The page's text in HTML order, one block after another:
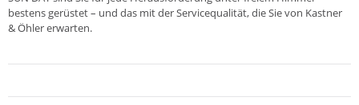
bestens gerüstet – und das mit der Servicequalität, die Sie von Kastner
& Öhler erwarten.